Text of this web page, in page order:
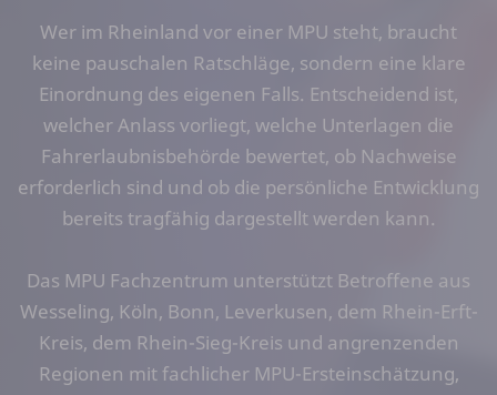
Wer im Rheinland vor einer MPU steht, braucht
keine pauschalen Ratschläge, sondern eine klare
Einordnung des eigenen Falls. Entscheidend ist,
welcher Anlass vorliegt, welche Unterlagen die
Fahrerlaubnisbehörde bewertet, ob Nachweise
erforderlich sind und ob die persönliche Entwicklung
bereits tragfähig dargestellt werden kann.
Das MPU Fachzentrum unterstützt Betroffene aus
Wesseling, Köln, Bonn, Leverkusen, dem Rhein-Erft-
Kreis, dem Rhein-Sieg-Kreis und angrenzenden
Regionen mit fachlicher MPU-Ersteinschätzung,